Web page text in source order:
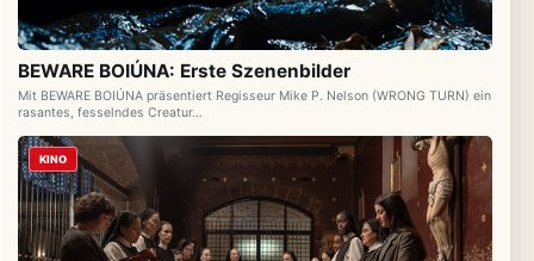
BEWARE BOIÚNA: Erste Szenenbilder
Mit BEWARE BOIÚNA präsentiert Regisseur Mike P. Nelson (WRONG TURN) ein
rasantes, fesselndes Creatur…
KINO